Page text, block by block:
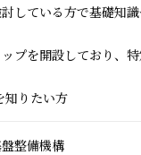
している方で基礎知
プを開設しており、
知りたい方
整備機構